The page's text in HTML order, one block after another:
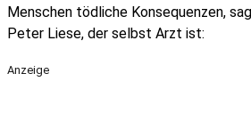
Menschen tödliche Konsequenzen,
Peter Liese, der selbst Arzt ist:
Anzeige